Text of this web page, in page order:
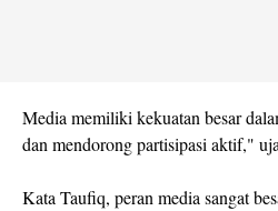
Media memiliki kekuatan besar
dan mendorong partisipasi aktif,"
Kata Taufiq, peran media sangat